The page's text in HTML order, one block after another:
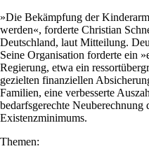
»Die Bekämpfung der
werden«, forderte Christian
Deutschland, laut Mitteilung.
Seine Organisation forderte ein
Regierung, etwa ein
gezielten finanziellen
Familien, eine verbesserte
bedarfsgerechte Neuberechnung
Existenzminimums.
Themen: